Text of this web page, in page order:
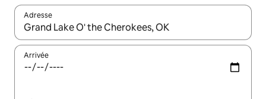
Adresse
Lorsque les résultats s'affichent, utilisez les flèches vers le
Arrivée